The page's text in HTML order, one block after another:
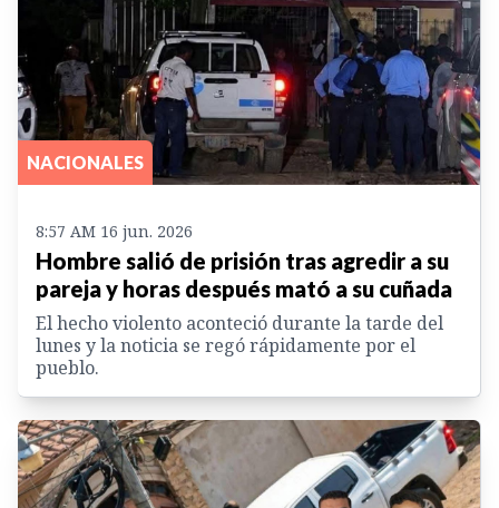
NACIONALES
8:57 AM 16 jun. 2026
Hombre salió de prisión tras agredir a su
pareja y horas después mató a su cuñada
El hecho violento aconteció durante la tarde del
lunes y la noticia se regó rápidamente por el
pueblo.